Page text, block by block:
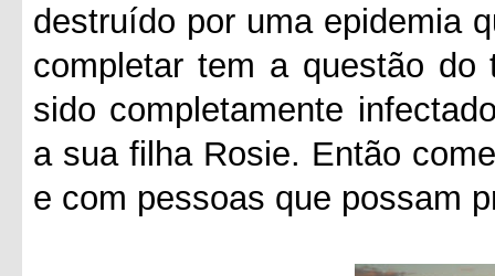
destruído por uma epidemia
completar tem a questão
sido completamente
a sua filha Rosie. Então
e com pessoas que possam